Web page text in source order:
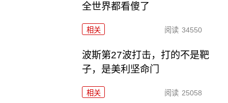
全世界都看傻了
相关 阅读 34550
波斯第27波打击，打的不是靶
子，是美利坚命门
相关 阅读 25058